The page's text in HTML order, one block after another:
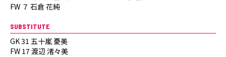
FW ７ 石倉 花純
SUBSTITUTE
GK 31 五十嵐 憂美
FW 17 渡辺 渚々美